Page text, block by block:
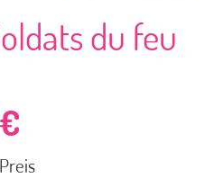
du feu
€